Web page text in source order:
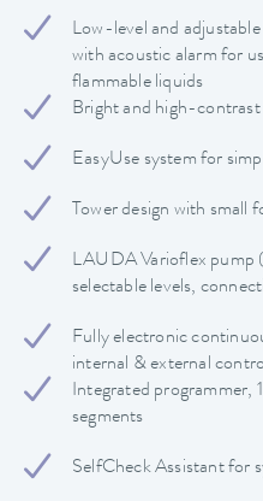
Low-level and
with acoustic alarm for
flammable liquids
Bright and high-
EasyUse system for
Tower design with small
LAUDA Varioflex pump
selectable levels,
Fully electronic
internal & external
Integrated programmer,
segments
SelfCheck Assistant for